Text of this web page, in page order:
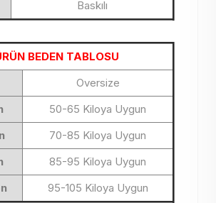
Baskılı
BEDEN TABLOSU
Oversize
50-65 Kiloya Uygun
70-85 Kiloya Uygun
85-95 Kiloya Uygun
95-105 Kiloya Uygun